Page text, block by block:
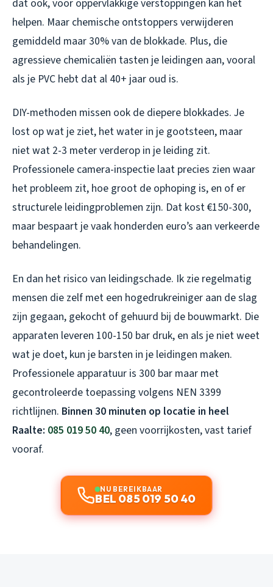
dat ook, voor oppervlakkige verstoppingen kan het
helpen. Maar chemische ontstoppers verwijderen
gemiddeld maar 30% van de blokkade. Plus, die
agressieve chemicaliën tasten je leidingen aan, vooral
als je PVC hebt dat al 40+ jaar oud is.
DIY-methoden missen ook de diepere blokkades. Je
lost op wat je ziet, het water in je gootsteen, maar
niet wat 2-3 meter verderop in je leiding zit.
Professionele camera-inspectie laat precies zien waar
het probleem zit, hoe groot de ophoping is, en of er
structurele leidingproblemen zijn. Dat kost €150-300,
maar bespaart je vaak honderden euro’s aan verkeerde
behandelingen.
En dan het risico van leidingschade. Ik zie regelmatig
mensen die zelf met een hogedrukreiniger aan de slag
zijn gegaan, gekocht of gehuurd bij de bouwmarkt. Die
apparaten leveren 100-150 bar druk, en als je niet weet
wat je doet, kun je barsten in je leidingen maken.
Professionele apparatuur is 300 bar maar met
gecontroleerde toepassing volgens NEN 3399
richtlijnen. Binnen 30 minuten op locatie in heel
Raalte: 085 019 50 40, geen voorrijkosten, vast tarief
vooraf.
NU BEREIKBAAR
BEL 085 019 50 40